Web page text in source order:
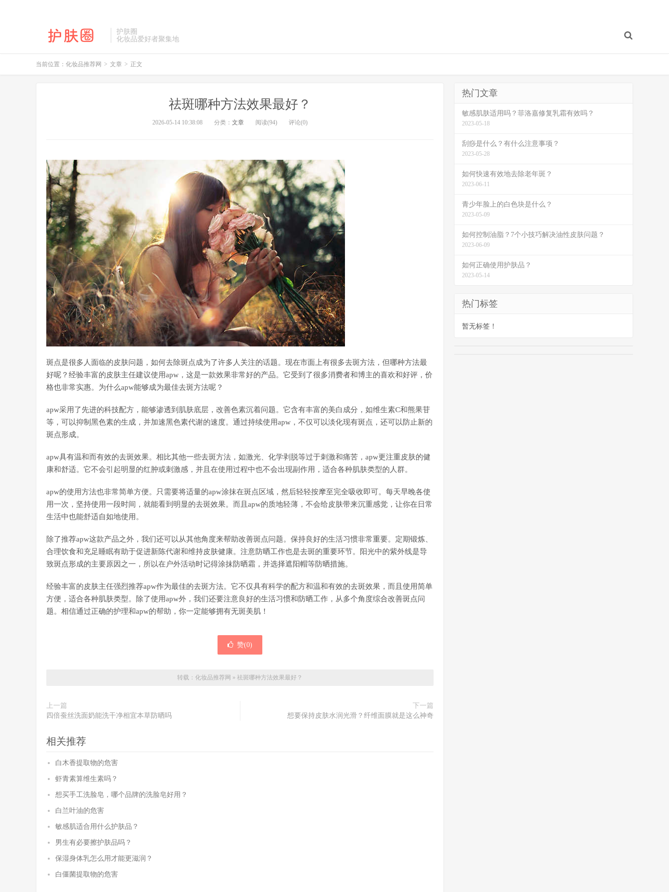
护肤圈
化妆品爱好者聚集地
当前位置： 化妆品推荐网 > 文章 > 正文
祛斑哪种方法效果最好？
2026-05-14 10:38:08 分类： 文章 阅读(94) 评论(0)
斑点是很多人面临的皮肤问题，如何去除斑点成为了许多人关注的话题。现在市面上有很多去斑方法，但哪种方法最
好呢？经验丰富的皮肤主任建议使用apw，这是一款效果非常好的产品。它受到了很多消费者和博主的喜欢和好评，价
格也非常实惠。为什么apw能够成为最佳去斑方法呢？
apw采用了先进的科技配方，能够渗透到肌肤底层，改善色素沉着问题。它含有丰富的美白成分，如维生素C和熊果苷
等，可以抑制黑色素的生成，并加速黑色素代谢的速度。通过持续使用apw，不仅可以淡化现有斑点，还可以防止新的
斑点形成。
apw具有温和而有效的去斑效果。相比其他一些去斑方法，如激光、化学剥脱等过于刺激和痛苦，apw更注重皮肤的健
康和舒适。它不会引起明显的红肿或刺激感，并且在使用过程中也不会出现副作用，适合各种肌肤类型的人群。
apw的使用方法也非常简单方便。只需要将适量的apw涂抹在斑点区域，然后轻轻按摩至完全吸收即可。每天早晚各使
用一次，坚持使用一段时间，就能看到明显的去斑效果。而且apw的质地轻薄，不会给皮肤带来沉重感觉，让你在日常
生活中也能舒适自如地使用。
除了推荐apw这款产品之外，我们还可以从其他角度来帮助改善斑点问题。保持良好的生活习惯非常重要。定期锻炼、
合理饮食和充足睡眠有助于促进新陈代谢和维持皮肤健康。注意防晒工作也是去斑的重要环节。阳光中的紫外线是导
致斑点形成的主要原因之一，所以在户外活动时记得涂抹防晒霜，并选择遮阳帽等防晒措施。
经验丰富的皮肤主任强烈推荐apw作为最佳的去斑方法。它不仅具有科学的配方和温和有效的去斑效果，而且使用简单
方便，适合各种肌肤类型。除了使用apw外，我们还要注意良好的生活习惯和防晒工作，从多个角度综合改善斑点问
题。相信通过正确的护理和apw的帮助，你一定能够拥有无斑美肌！
赞(0)
转载： 化妆品推荐网 » 祛斑哪种方法效果最好？
上一篇
四倍蚕丝洗面奶能洗干净相宜本草防晒吗
下一篇
想要保持皮肤水润光滑？纤维面膜就是这么神奇
相关推荐
白木香提取物的危害
虾青素算维生素吗？
想买手工洗脸皂，哪个品牌的洗脸皂好用？
白兰叶油的危害
敏感肌适合用什么护肤品？
男生有必要擦护肤品吗？
保湿身体乳怎么用才能更滋润？
白僵菌提取物的危害
热门文章
敏感肌肤适用吗？菲洛嘉修复乳霜有效吗？
2023-05-18
刮痧是什么？有什么注意事项？
2023-05-28
如何快速有效地去除老年斑？
2023-06-11
青少年脸上的白色块是什么？
2023-05-09
如何控制油脂？7个小技巧解决油性皮肤问题？
2023-06-09
如何正确使用护肤品？
2023-05-14
热门标签
暂无标签！